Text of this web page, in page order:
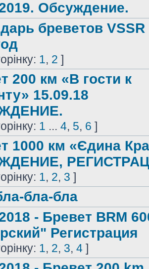
Обсуждение.
бреветов VSSR
1, 2 ]
200 км «В гости к
15.09.18
1 ... 4, 5, 6 ]
1000 км «Єдина
1, 2, 3 ]
бла-бла
- Бревет BRM
Регистрация
1, 2, 3, 4 ]